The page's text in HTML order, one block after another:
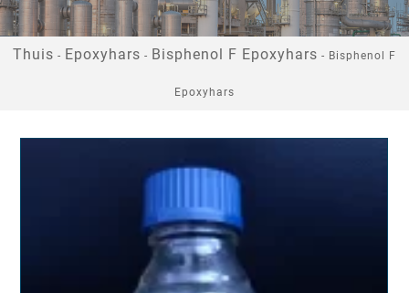
Thuis - Epoxyhars - Bisphenol F Epoxyhars - Bisphenol F
Epoxyhars